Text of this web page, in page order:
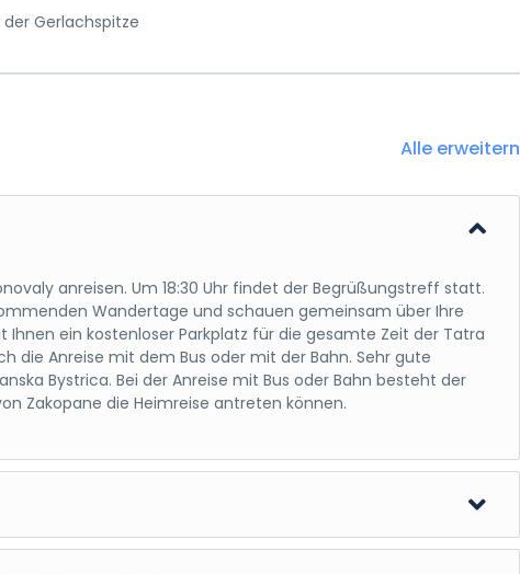
Gerlachspitze
Alle erweitern
anreisen. Um 18:30 Uhr findet der Begrüßungstreff statt.
Wandertage und schauen gemeinsam über Ihre
ein kostenloser Parkplatz für die gesamte Zeit der Tatra
die Anreise mit dem Bus oder mit der Bahn. Sehr gute
Bystrica. Bei der Anreise mit Bus oder Bahn besteht der
Zakopane die Heimreise antreten können.
zur ersten Tour, welche uns auf den Hauptkamm der